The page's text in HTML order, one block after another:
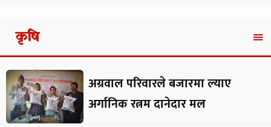
कृषि
अग्रवाल परिवारले बजारमा ल्याए
अर्गानिक रत्नम दानेदार मल